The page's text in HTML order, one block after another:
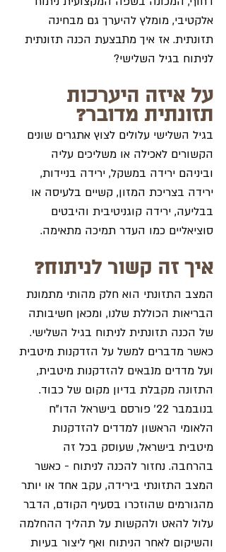
אלקטיבי, מומלץ להיערך גם מבחינה
תזונתית. אז איך מתבצעת הכנה תזונתית
לניתוח בגיל השלישי?
על איזה היערכות
תזונתית מדובר?
בגיל השלישי עלולים לצוץ אתגרים שונים
הקשורים לאכילה או משליכים עליה
וביניהם ירידה במשקל, ירידה בניידות,
ירידה בצריכת המזון, קשיים בלעיסה או
בבליעה, ירידה קוגניטיבית והיבטים
סוציאליים כמו העדר תמיכה מתאימה.
איך זה קשור לניתוח?
המצב התזונתי הוא חלק מהותי מתמונת
הבריאות הכוללת שלנו, ומכאן חשיבותה
של הכנה תזונתית לניתוח בגיל השלישי.
כאשר מדברים למשל על הזדקנות מיטבית
ועל מדדים מנבאים להזדקנות מיטבית,
התזונה מקבלת בדיון מקום של כבוד.
בנובמבר 22' פורסם בישראל הדו"ח
הלאומי הראשון למדדים להזדקנות
מיטבית בישראל, שעוסק בכל זה
בהרחבה. נחזור להכנה לניתוח - כאשר
המצב התזונתי בירידה, עקב אחד או יותר
מהגורמים שהוזכרו בסעיף הקודם, הדבר
עלול להאט ולהקשות על תהליך ההחלמה
והשיקום לאחר הניתוח ואף ליצור בעיות